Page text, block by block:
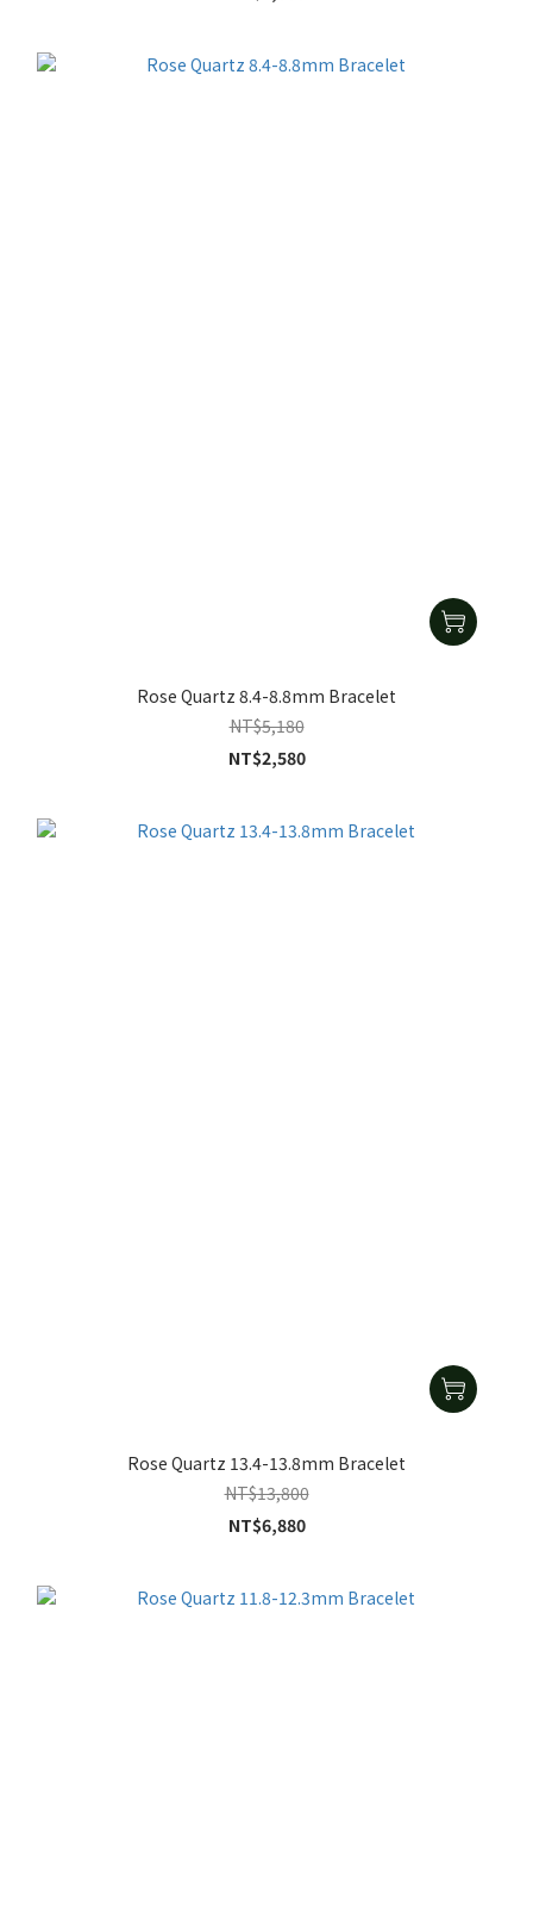
Rose Quartz 8.4-8.8mm Bracelet
NT$5,180
NT$2,580
Rose Quartz 13.4-13.8mm Bracelet
NT$13,800
NT$6,880